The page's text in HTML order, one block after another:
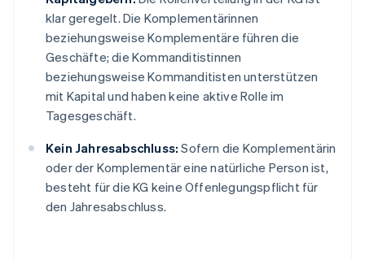
klar geregelt. Die Komplementärinnen
beziehungsweise Komplementäre führen die
Geschäfte; die Kommanditistinnen
beziehungsweise Kommanditisten unterstützen
mit Kapital und haben keine aktive Rolle im
Tagesgeschäft.
Kein Jahresabschluss: Sofern die Komplementärin
oder der Komplementär eine natürliche Person ist,
besteht für die KG keine Offenlegungspflicht für
den Jahresabschluss.